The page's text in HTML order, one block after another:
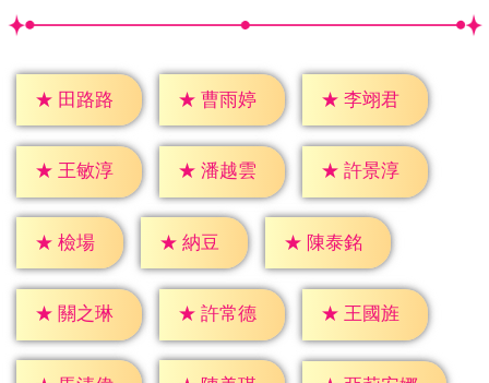
★ 田路路 ★ 曹雨婷 ★ 李翊君
★ 王敏淳 ★ 潘越雲 ★ 許景淳
★ 檢場 ★ 納豆 ★ 陳泰銘
★ 關之琳 ★ 許常德 ★ 王國旌